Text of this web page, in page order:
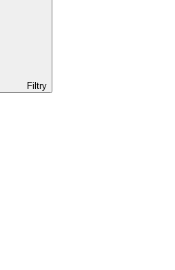
Filtry